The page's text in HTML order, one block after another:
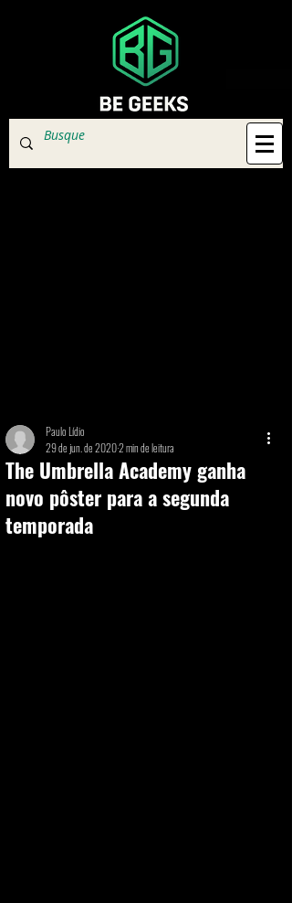
The Umbrella Academy ganha
novo pôster para a segunda
temporada
Paulo Lídio
29 de jun. de 20202 min de leitura